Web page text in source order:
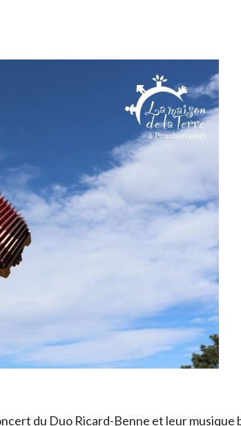
du Duo Ricard-Benne et leur musique